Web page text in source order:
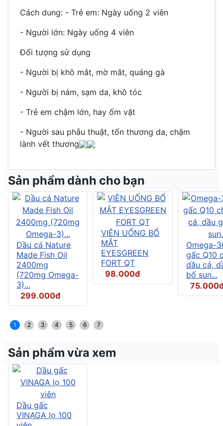
Cách dung: - Trẻ em: Ngày uống 2 viên
- Người lớn: Ngày uống 4 viên
Đối tượng sử dụng
- Người bị khô mắt, mờ mắt, quáng gà
- Người bị nám, sạm da, khô tóc
- Trẻ em chậm lớn, hay ốm vặt
- Người sau phẫu thuật, tổn thương da, chậm
lành vết thương
Sản phẩm dành cho bạn
Dầu cá Nature
Made Fish Oil
2400mg
(720mg Omega-
3)...
299.000đ
VIÊN UỐNG BỔ
MẮT
EYESGREEN
FORT QT
98.000đ
Omega-
gấc Q10
dầu cá,
bổ sun...
1 2 3 4 5 6 7
Sản phẩm vừa xem
Dầu gấc
VINAGA lọ 100